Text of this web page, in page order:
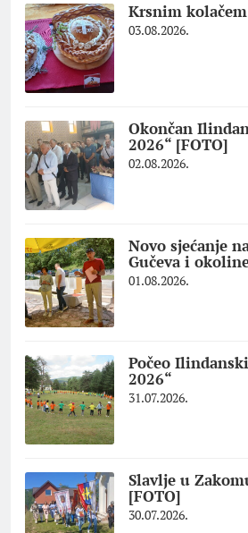
Krsnim
03.08.2026.
Okončan
2026“ [FOTO]
02.08.2026.
Novo sjećanje
Gučeva i
01.08.2026.
Počeo
2026“
31.07.2026.
Slavlje u
[FOTO]
30.07.2026.